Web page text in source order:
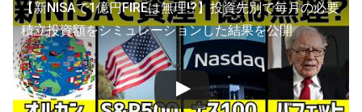
【新NISAで1億円FIREは無理!?】投資先別で毎月の必要
積立投資額をシミュレーションした結果を公開